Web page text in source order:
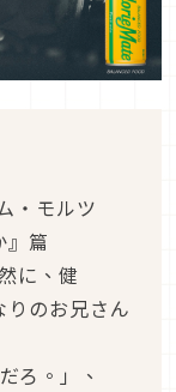
・モルツ
』篇
に、健
のお兄さん
ろ。」、